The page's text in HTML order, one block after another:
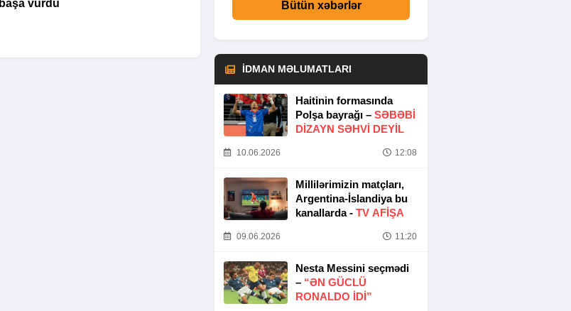
başa vurdu
Bütün xəbərlər
İDMAN MƏLUMATLARI
Haitinin formasında
Polşa bayrağı – SƏBƏBI
DIZAYN SƏHVI DEYIL
10.06.2026 12:08
Millilərimizin matçları,
Argentina-İslandiya bu
kanallarda - TV AFİŞA
09.06.2026 11:20
Nesta Messini seçmədi
– “ƏN GÜCLÜ
RONALDO IDI”